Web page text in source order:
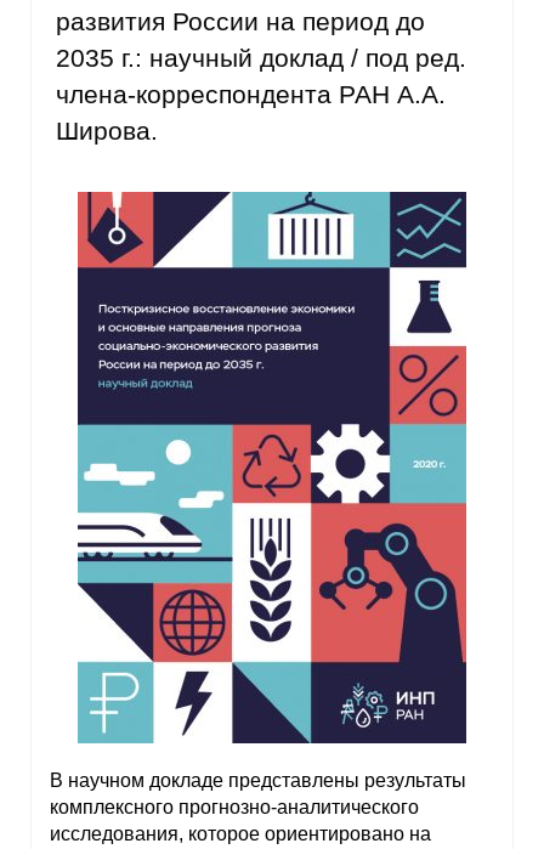
Квартальный прогноз
Оценка индекса промышленного
Российская Система Климатического
Мониторинга
Центр «Климатическая политика и
экономика России»
Образование и карьера
Кафедра МФТИ
Кафедра МАДИ
Аспирантура
Об аспирантуре
Поступление
Обучение
Нормативные документы
развития России на период до
2035 г.: научный доклад / под ред.
члена-корреспондента РАН А.А.
Широва.
В научном докладе представлены результаты
комплексного прогнозно-аналитического
исследования, которое ориентировано на